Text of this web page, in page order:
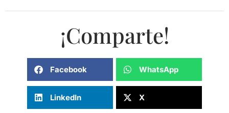
¡Comparte!
Facebook WhatsApp
LinkedIn X